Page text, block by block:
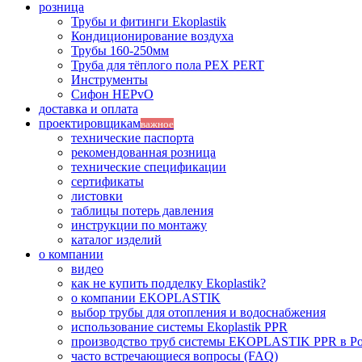
розница
Трубы и фитинги Ekoplastik
Кондиционирование воздуха
Трубы 160-250мм
Труба для тёплого пола PEX PERT
Инструменты
Сифон HEPvO
доставка и оплата
проектировщикамважное
технические паспорта
рекомендованная розница
технические спецификации
сертификаты
листовки
таблицы потерь давления
инструкции по монтажу
каталог изделий
о компании
видео
как не купить подделку Ekoplastik?
о компании EKOPLASTIK
выбор трубы для отопления и водоснабжения
использование системы Ekoplastik PPR
производство труб системы EKOPLASTIK PPR в
часто встречающиеся вопросы (FAQ)